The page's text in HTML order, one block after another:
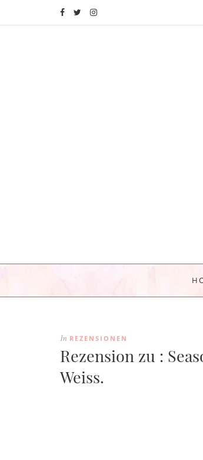
In REZENSIONEN
Rezension zu :
Weiss.